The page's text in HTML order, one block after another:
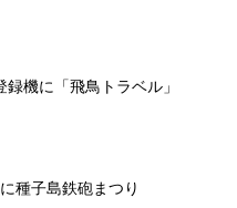
機に「飛鳥トラベル」
種子島鉄砲まつり